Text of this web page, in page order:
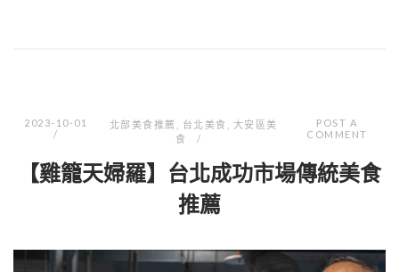
2023-10-01 北部美食推薦 台北美食
大安區美
食
POST A
COMMENT
【雞籠天婦羅】台北成功市場傳統美食
推薦